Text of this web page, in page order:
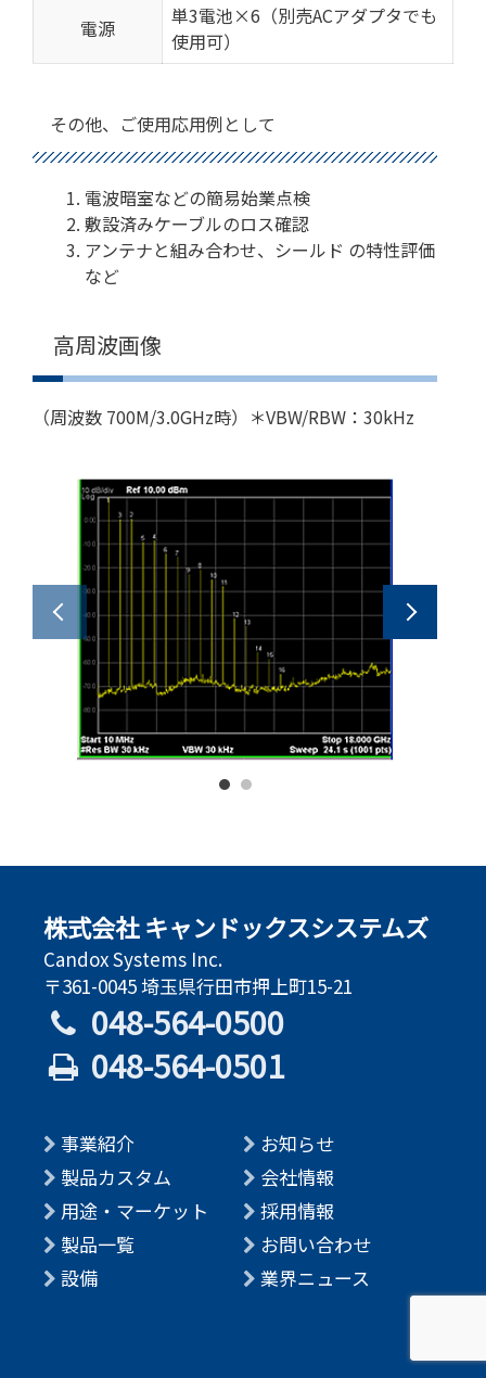
電源
単3電池×6（別売ACアダプタでも
使用可）
その他、ご使用応用例として
電波暗室などの簡易始業点検
敷設済みケーブルのロス確認
アンテナと組み合わせ、シールド の特性評価
など
高周波画像
（周波数 700M/3.0GHz時）＊VBW/RBW：30kHz
株式会社 キャンドックスシステムズ
Candox Systems Inc.
〒361-0045 埼玉県行田市押上町15-21
048-564-0500
048-564-0501
事業紹介
製品カスタム
用途・マーケット
製品一覧
設備
お知らせ
会社情報
採用情報
お問い合わせ
業界ニュース